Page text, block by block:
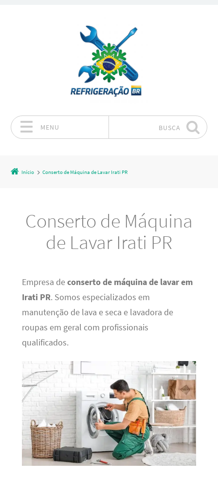
MENU BUSCA
Início Conserto de Máquina de Lavar Irati PR
Conserto de Máquina
de Lavar Irati PR
Empresa deconserto de máquina de lavar em
Irati PR. Somos especializados em
manutenção de lava e seca e lavadora de
roupas em geral com profissionais
qualificados.